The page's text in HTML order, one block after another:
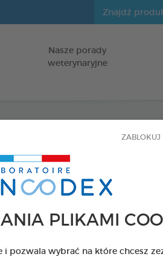
PLIKAMI
i pozwala wybrać na które chcesz
ZABLOKUJ
do zawartościNasze porady
weterynaryjne
dla psów
Kod 172465 - EAN